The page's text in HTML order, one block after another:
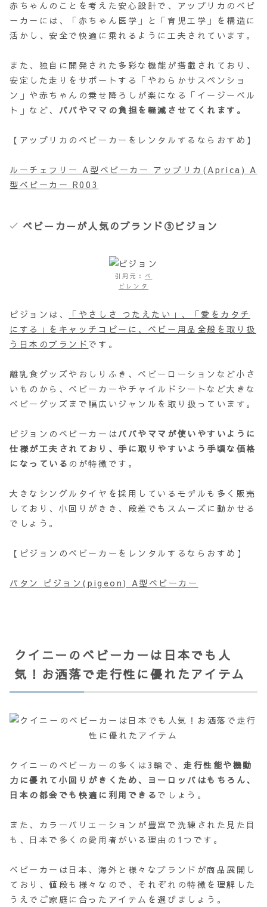
赤ちゃんのことを考えた安心設計で、アップリカのベビ
ーカーには、「赤ちゃん医学」と「育児工学」を構造に
活かし、安全で快適に乗れるように工夫されています。
また、独自に開発された多彩な機能が搭載されており、
安定した走りをサポートする「やわらかサスペンショ
ン」や赤ちゃんの乗せ降ろしが楽になる「イージーベル
ト」など、 パパやママの負担を軽減させてくれます。
【アップリカのベビーカーをレンタルするならおすめ】
ルーチェフリー A型ベビーカー アップリカ(Aprica) A
型ベビーカー R003
ベビーカーが人気のブランド③ピジョン
引用元： ベ
ビレンタ
ピジョンは、
「やさしさ つたえたい」、「愛をカタチ
にする」をキャッチコピーに、ベビー用品全般を取り扱
う日本のブランド です。
離乳食グッズやおしりふき、ベビーローションなど小さ
いものから、ベビーカーやチャイルドシートなど大きな
ベビーグッズまで幅広いジャンルを取り扱っています。
ピジョンのベビーカーはパパやママが使いやすいように
仕様が工夫されており、手に取りやすいよう手頃な価格
になっている のが特徴です。
大きなシングルタイヤを採用しているモデルも多く販売
しており、小回りがきき、段差でもスムーズに動かせる
でしょう。
【ピジョンのベビーカーをレンタルするならおすめ】
パタン ピジョン(pigeon) A型ベビーカー
クイニーのベビーカーは日本でも人
気！お洒落で走行性に優れたアイテム
クイニーのベビーカーの多くは3輪で、走行性能や機動
力に優れて小回りがきくため、ヨーロッパはもちろん、
日本の都会でも快適に利用できる でしょう。
また、カラーバリエーションが豊富で洗練された見た目
も、日本で多くの愛用者がいる理由の1つです。
ベビーカーは日本、海外と様々なブランドが商品展開し
ており、値段も様々なので、それぞれの特徴を理解した
うえでご家庭に合ったアイテムを選びましょう。